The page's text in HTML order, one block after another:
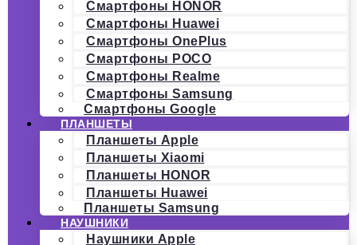
Смартфоны HONOR
Смартфоны Huawei
Смартфоны OnePlus
Смартфоны POCO
Смартфоны Realme
Смартфоны Samsung
Смартфоны Google
ПЛАНШЕТЫ
Планшеты Apple
Планшеты Xiaomi
Планшеты HONOR
Планшеты Huawei
Планшеты Samsung
НАУШНИКИ
Наушники Apple